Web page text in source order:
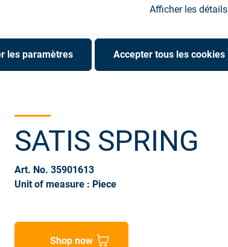
Afficher les détails
les paramètres Accepter tous les cookies
SATIS SPRING
Art. No. 35901613
Unit of measure : Piece
Shop now